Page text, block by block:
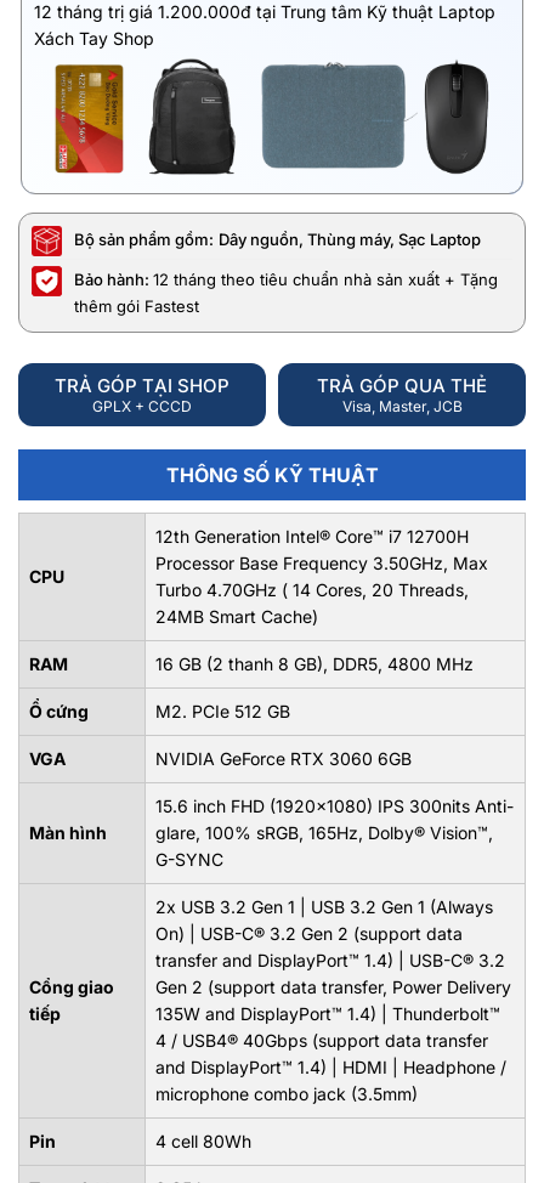
12 tháng trị giá 1.200.000đ tại Trung tâm Kỹ thuật Laptop
Xách Tay Shop
Bộ sản phẩm gồm: Dây nguồn, Thùng máy, Sạc Laptop
Bảo hành: 12 tháng theo tiêu chuẩn nhà sản xuất + Tặng
thêm gói Fastest
TRẢ GÓP TẠI SHOP
GPLX + CCCD
TRẢ GÓP QUA THẺ
Visa, Master, JCB
THÔNG SỐ KỸ THUẬT
CPU
12th Generation Intel® Core™ i7 12700H
Processor Base Frequency 3.50GHz, Max
Turbo 4.70GHz ( 14 Cores, 20 Threads,
24MB Smart Cache)
RAM 16 GB (2 thanh 8 GB), DDR5, 4800 MHz
Ổ cứng M2. PCIe 512 GB
VGA NVIDIA GeForce RTX 3060 6GB
Màn hình
15.6 inch FHD (1920x1080) IPS 300nits Anti-
glare, 100% sRGB, 165Hz, Dolby® Vision™,
G-SYNC
Cổng giao
tiếp
2x USB 3.2 Gen 1 | USB 3.2 Gen 1 (Always
On) | USB-C® 3.2 Gen 2 (support data
transfer and DisplayPort™ 1.4) | USB-C® 3.2
Gen 2 (support data transfer, Power Delivery
135W and DisplayPort™ 1.4) | Thunderbolt™
4 / USB4® 40Gbps (support data transfer
and DisplayPort™ 1.4) | HDMI | Headphone /
microphone combo jack (3.5mm)
Pin 4 cell 80Wh